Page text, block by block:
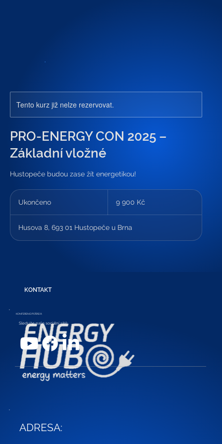
Tento kurz již nelze rezervovat.
PRO-ENERGY CON 2025 –⁠
Základní vložné
Hustopeče budou zase žít energetikou!
Ukončeno
n
č
korun9 900 Kč
Husova 8, 693 01 Hustopeče u Brna
KONTAKT
KONFERENCI POŘÁDÁ:
Sledujte naše sociální sítě:
Podcasty
ADRESA: